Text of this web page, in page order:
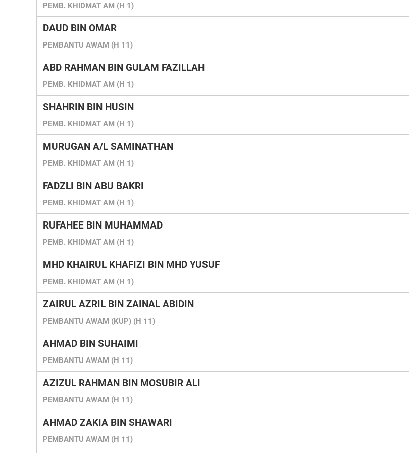
PEMB. KHIDMAT AM (H 1)
DAUD BIN OMAR
PEMBANTU AWAM (H 11)
ABD RAHMAN BIN GULAM FAZILLAH
PEMB. KHIDMAT AM (H 1)
SHAHRIN BIN HUSIN
PEMB. KHIDMAT AM (H 1)
MURUGAN A/L SAMINATHAN
PEMB. KHIDMAT AM (H 1)
FADZLI BIN ABU BAKRI
PEMB. KHIDMAT AM (H 1)
RUFAHEE BIN MUHAMMAD
PEMB. KHIDMAT AM (H 1)
MHD KHAIRUL KHAFIZI BIN MHD YUSUF
PEMB. KHIDMAT AM (H 1)
ZAIRUL AZRIL BIN ZAINAL ABIDIN
PEMBANTU AWAM (KUP) (H 11)
AHMAD BIN SUHAIMI
PEMBANTU AWAM (H 11)
AZIZUL RAHMAN BIN MOSUBIR ALI
PEMBANTU AWAM (H 11)
AHMAD ZAKIA BIN SHAWARI
PEMBANTU AWAM (H 11)